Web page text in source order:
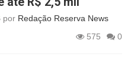
por Redação Reserva News
575
0